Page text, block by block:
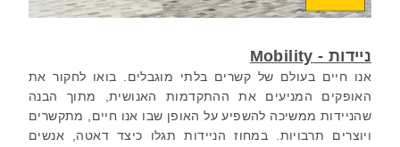
ניידות - Mobility
אנו חיים בעולם של קשרים בלתי מוגבלים. בואו לחקור את
האופקים המניעים את ההתקדמות האנושית, מתוך הבנה
שהניידות ממשיכה להשפיע על האופן שבו אנו חיים, מתקשרים
ויוצרים תרבויות. במחוז הניידות תגלו כיצד דאטה, אנשים